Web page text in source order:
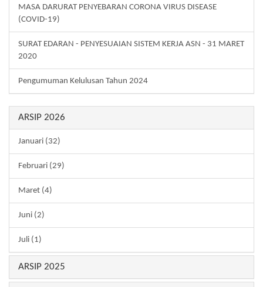
MASA DARURAT PENYEBARAN CORONA VIRUS DISEASE
(COVID-19)
SURAT EDARAN - PENYESUAIAN SISTEM KERJA ASN - 31 MARET
2020
Pengumuman Kelulusan Tahun 2024
ARSIP 2026
Januari (32)
Februari (29)
Maret (4)
Juni (2)
Juli (1)
ARSIP 2025